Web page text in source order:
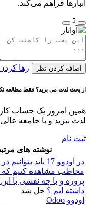
انبارها فراهم می‌کند.
5
اضافه کردن نظر رها
از بحث لذت می برید؟ فقط مطالعه
همین امروز یک حساب
لذت ببرید و با جامعه
ثبت نام
نوشته های
در اودوو 17 باید
مخاطب مشاهده کنیم که
پروژه و با چه نقشی با
داشته ایم ؟ حل شد
اودوو Odoo